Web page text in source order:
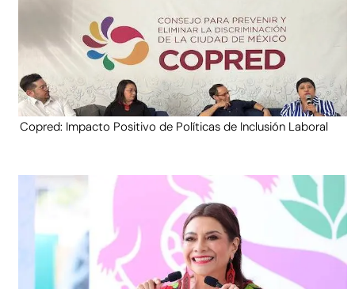
Copred: Impacto Positivo de Políticas de Inclusión Laboral